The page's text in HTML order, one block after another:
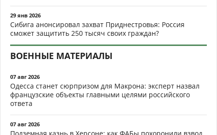
29 янв 2026
Сибига анонсировал захват Приднестровья: Россия
сможет защитить 250 тысяч своих граждан?
ВОЕННЫЕ МАТЕРИАЛЫ
07 авг 2026
Одесса станет сюрпризом для Макрона: эксперт назвал
французские объекты главными целями российского
ответа
07 авг 2026